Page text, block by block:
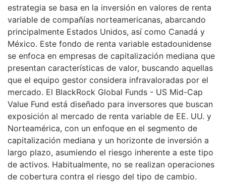
estrategia se basa en la inversión en valores de renta
variable de compañías norteamericanas, abarcando
principalmente Estados Unidos, así como Canadá y
México. Este fondo de renta variable estadounidense
se enfoca en empresas de capitalización mediana que
presentan características de valor, buscando aquellas
que el equipo gestor considera infravaloradas por el
mercado. El BlackRock Global Funds - US Mid-Cap
Value Fund está diseñado para inversores que buscan
exposición al mercado de renta variable de EE. UU. y
Norteamérica, con un enfoque en el segmento de
capitalización mediana y un horizonte de inversión a
largo plazo, asumiendo el riesgo inherente a este tipo
de activos. Habitualmente, no se realizan operaciones
de cobertura contra el riesgo del tipo de cambio.